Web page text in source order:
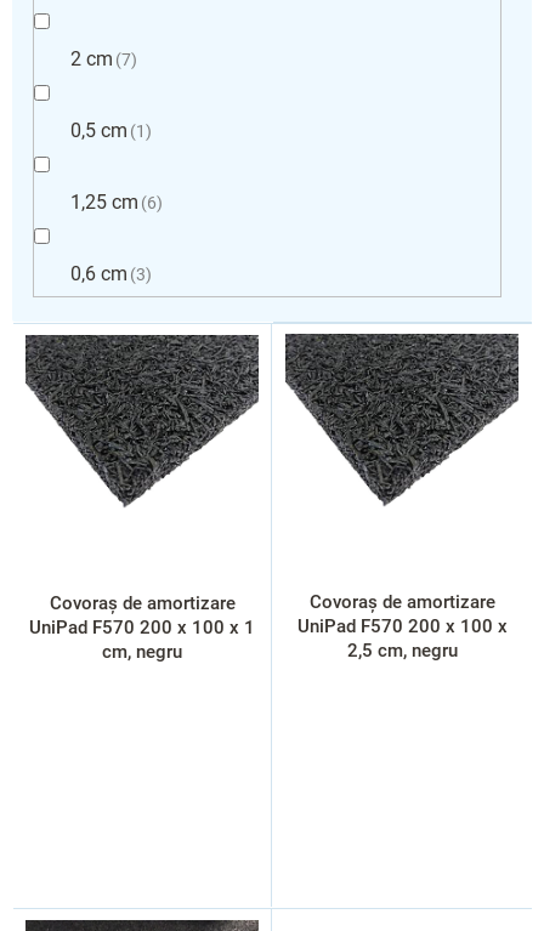
2 cm 7
0,5 cm 1
1,25 cm 6
0,6 cm 3
L
Covoraș de amortizare
UniPad F570 200 x 100 x 1
cm, negru
Covoraș de amortizare
UniPad F570 200 x 100 x
2,5 cm, negru